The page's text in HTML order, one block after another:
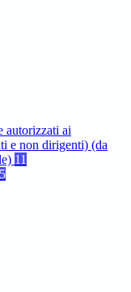
autorizzati ai
e non dirigenti) (da
11
5